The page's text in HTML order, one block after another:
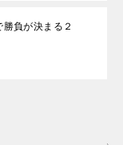
負が決まる２